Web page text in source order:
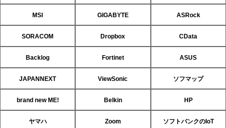
MSI GIGABYTE ASRock
SORACOM Dropbox CData
Backlog Fortinet ASUS
JAPANNEXT ViewSonic ソフマップ
brand new ME! Belkin HP
ヤマハ Zoom ソフトバンクのIoT